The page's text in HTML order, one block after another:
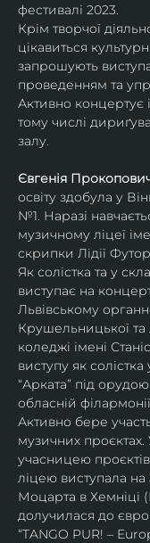
фестивалі 2023.
Крім творчої
цікавиться
запрошують
проведенням та
Активно концертує і
тому числі
залу.
Євгенія
освіту здобула у
№1. Наразі
музичному ліцеї
скрипки Лідії
Як солістка та у
виступає на
Львівському
Крушельницької
коледжі імені
виступу як
“Арката” під
обласній
Активно бере
музичних
учасницею
ліцею виступала
Моцарта в Хемніці
долучилася до
“TANGO PUR! –